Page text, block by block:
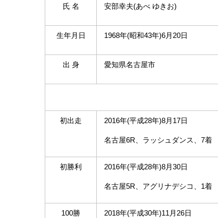
氏 名 安部幸夫(あべ ゆきお)
生年月日 1968年(昭和43年)6月 20日
出 身 愛知県名古屋市
初出走 2016年(平成28年)8月 17日
名古屋6R 、ラッシュダンス、 7着
初勝利 2016年(平成28年)8月30日
名古屋5R 、アグリナデシコ、 1着
100勝 2018年(平成30年)11 月 26日